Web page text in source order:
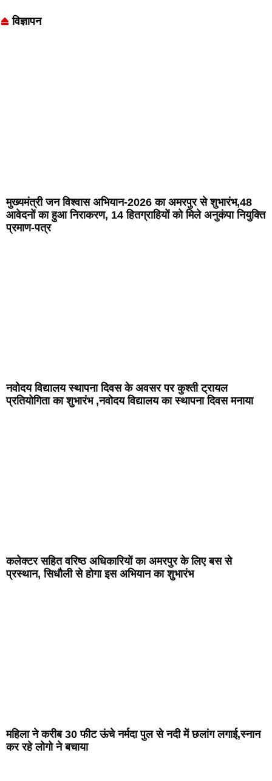
विज्ञापन
मुख्यमंत्री जन विश्वास अभियान-2026 का अमरपुर से शुभारंभ,48
आवेदनों का हुआ निराकरण, 14 हितग्राहियों को मिले अनुकंपा नियुक्ति
प्रमाण-पत्र
नवोदय विद्यालय स्थापना दिवस के अवसर पर कुश्ती ट्रायल
प्रतियोगिता का शुभारंभ ,नवोदय विद्यालय का स्थापना दिवस मनाया
कलेक्टर सहित वरिष्ठ अधिकारियों का अमरपुर के लिए बस से
प्रस्थान, सिधौली से होगा इस अभियान का शुभारंभ
महिला ने करीब 30 फीट ऊंचे नर्मदा पुल से नदी में छलांग लगाई,स्नान
कर रहे लोगो ने बचाया